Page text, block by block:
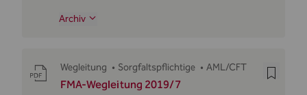
Archiv
Wegleitung • Sorgfaltspflichtige • AML/CFT
FMA-Wegleitung 2019/7